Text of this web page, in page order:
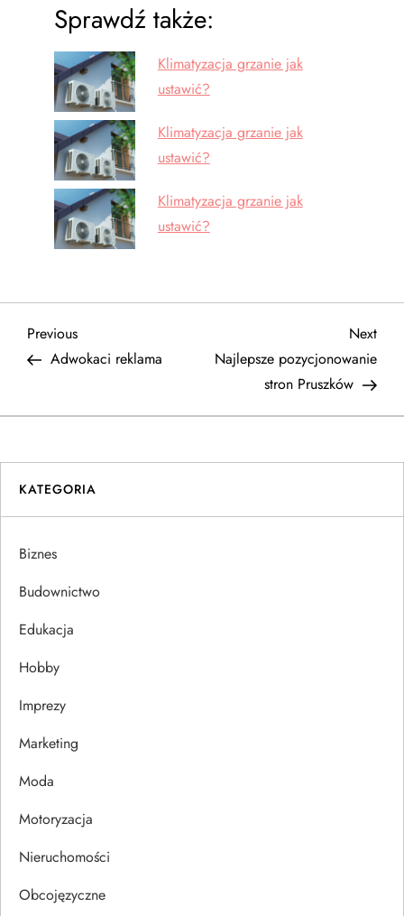
Sprawdź także:
Klimatyzacja grzanie jak
ustawić?
Klimatyzacja grzanie jak
ustawić?
Klimatyzacja grzanie jak
ustawić?
N
w
i
g
a
c
j
a
w
p
i
s
u
Previous
Post
Previous
Adwokaci reklama
Next
Post
Next
Najlepsze pozycjonowanie
stron Pruszków
KATEGORIA
Biznes
Budownictwo
Edukacja
Hobby
Imprezy
Marketing
Moda
Motoryzacja
Nieruchomości
Obcojęzyczne